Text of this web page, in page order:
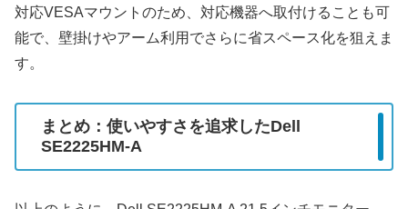
対応VESAマウントのため、対応機器へ取付けることも可
能で、壁掛けやアーム利用でさらに省スペース化を狙えま
す。
まとめ：使いやすさを追求したDell
SE2225HM-A